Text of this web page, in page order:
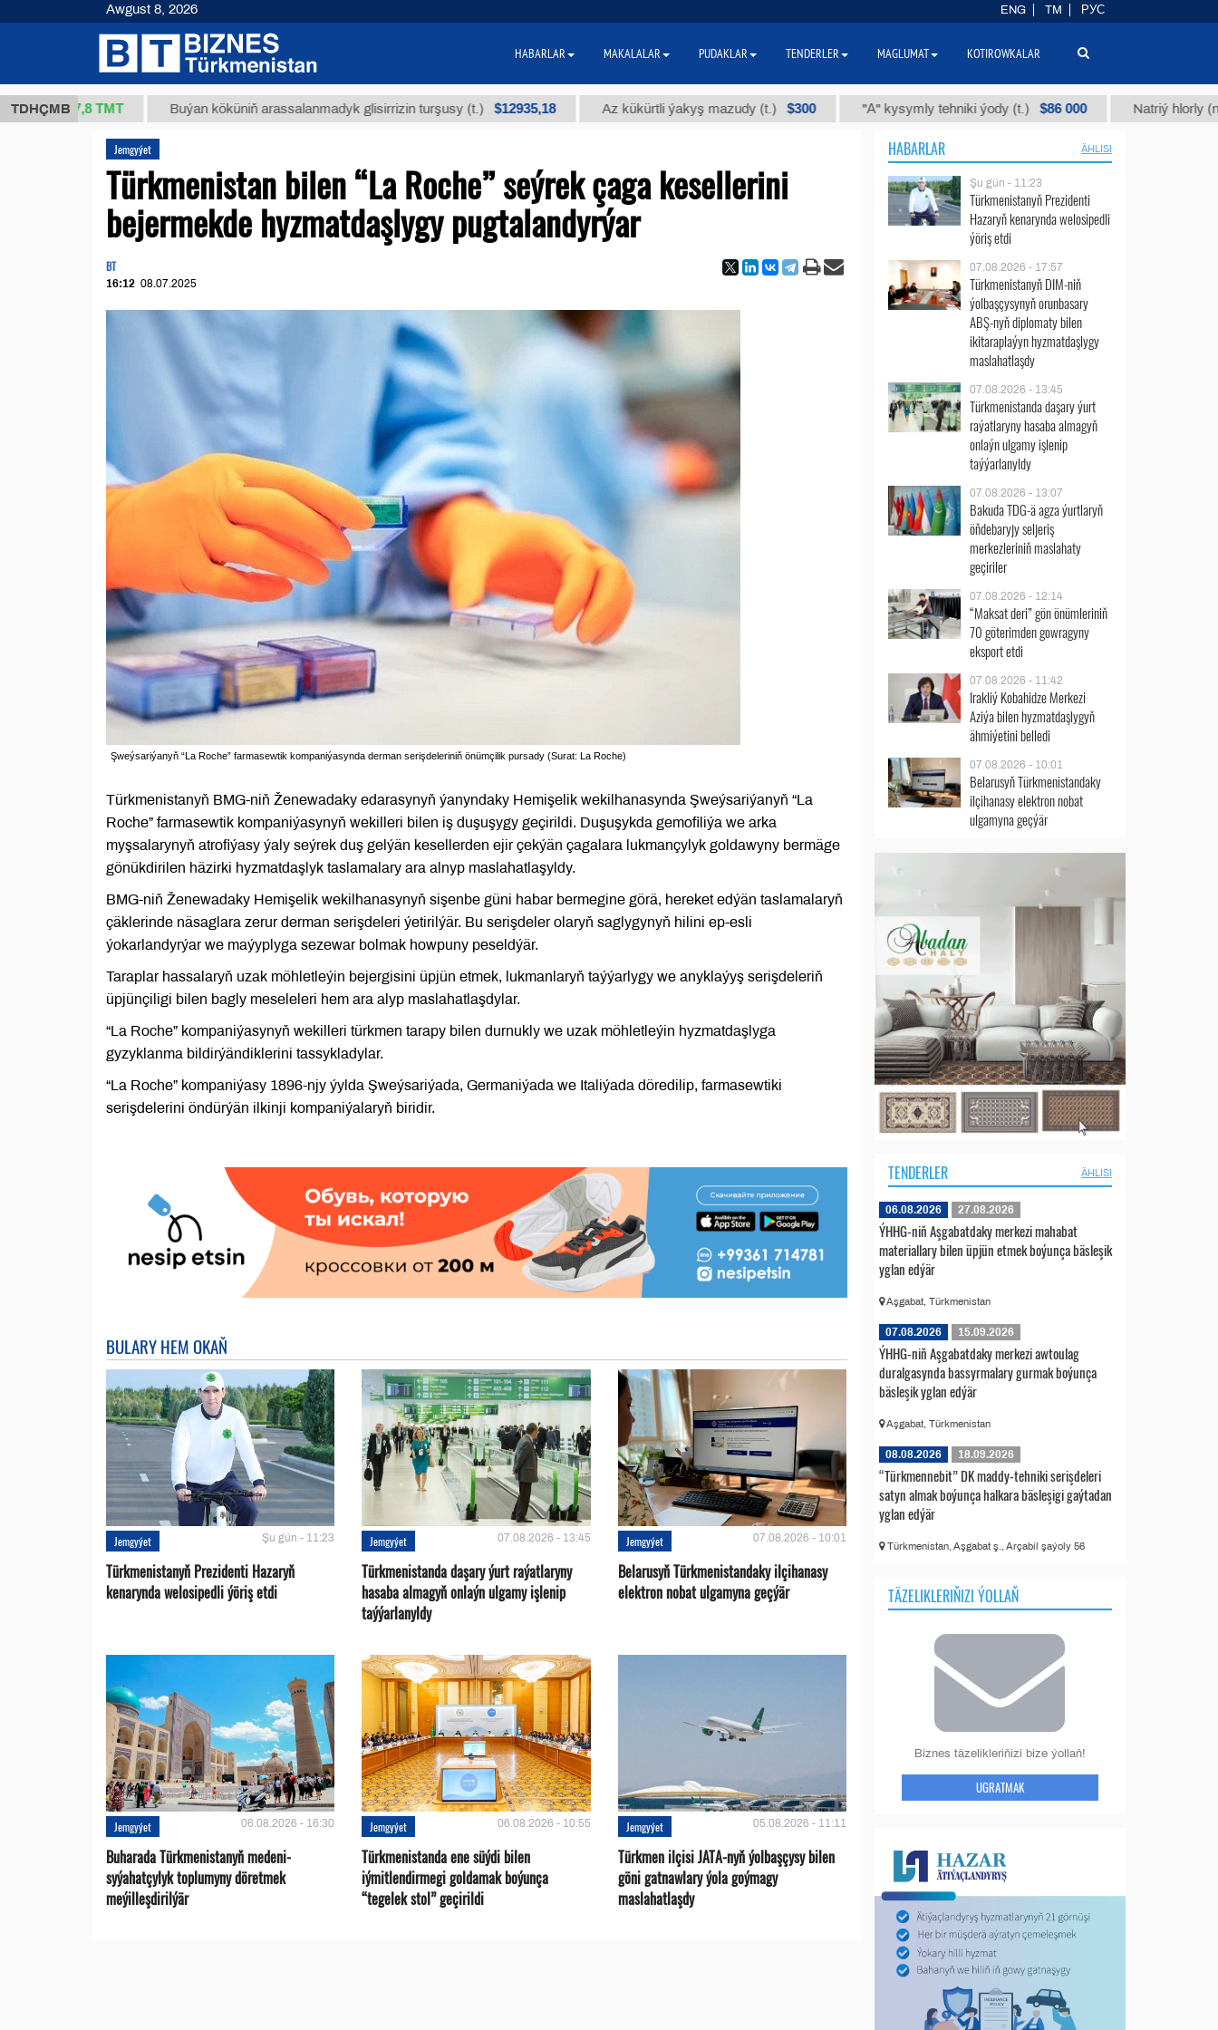
TDHÇMB
37,8 ТМТ Buýan köküniň arassalanmadyk glisirrizin turşusy (t.) $12935,18 Az kükürtli ýakyş mazudy (t.) $300 "А" kysymly tehniki ýody (t.) $86 000 Natriý hlorly (nahar
Jemgyýet
Türkmenistan bilen “La Roche” seýrek çaga kesellerini
bejermekde hyzmatdaşlygy pugtalandyrýar
BT
16:12 08.07.2025
Şweýsariýanyň “La Roche” farmasewtik kompaniýasynda derman serişdeleriniň önümçilik pursady (Surat: La Roche)
Türkmenistanyň BMG-niň Ženewadaky edarasynyň ýanyndaky Hemişelik wekilhanasynda Şweýsariýanyň “La
Roche” farmasewtik kompaniýasynyň wekilleri bilen iş duşuşygy geçirildi. Duşuşykda gemofiliýa we arka
myşsalarynyň atrofiýasy ýaly seýrek duş gelýän kesellerden ejir çekýän çagalara lukmançylyk goldawyny bermäge
gönükdirilen häzirki hyzmatdaşlyk taslamalary ara alnyp maslahatlaşyldy.
BMG-niň Ženewadaky Hemişelik wekilhanasynyň sişenbe güni habar bermegine görä, hereket edýän taslamalaryň
çäklerinde näsaglara zerur derman serişdeleri ýetirilýär. Bu serişdeler olaryň saglygynyň hilini ep-esli
ýokarlandyrýar we maýyplyga sezewar bolmak howpuny peseldýär.
Taraplar hassalaryň uzak möhletleýin bejergisini üpjün etmek, lukmanlaryň taýýarlygy we anyklaýyş serişdeleriň
üpjünçiligi bilen bagly meseleleri hem ara alyp maslahatlaşdylar.
“La Roche” kompaniýasynyň wekilleri türkmen tarapy bilen durnukly we uzak möhletleýin hyzmatdaşlyga
gyzyklanma bildirýändiklerini tassykladylar.
“La Roche” kompaniýasy 1896-njy ýylda Şweýsariýada, Germaniýada we Italiýada döredilip, farmasewtiki
serişdelerini öndürýän ilkinji kompaniýalaryň biridir.
BULARY HEM OKAŇ
Jemgyýet Şu gün - 11:23
Türkmenistanyň Prezidenti Hazaryň
kenarynda welosipedli ýöriş etdi
Jemgyýet 07.08.2026 - 13:45
Türkmenistanda daşary ýurt raýatlaryny
hasaba almagyň onlaýn ulgamy işlenip
taýýarlanyldy
Jemgyýet 07.08.2026 - 10:01
Belarusyň Türkmenistandaky ilçihanasy
elektron nobat ulgamyna geçýär
Jemgyýet 06.08.2026 - 16:30
Buharada Türkmenistanyň medeni-
syýahatçylyk toplumyny döretmek
meýilleşdirilýär
Jemgyýet 06.08.2026 - 10:55
Türkmenistanda ene süýdi bilen
iýmitlendirmegi goldamak boýunça
“tegelek stol” geçirildi
Jemgyýet 05.08.2026 - 11:11
Türkmen ilçisi JATA-nyň ýolbaşçysy bilen
göni gatnawlary ýola goýmagy
maslahatlaşdy
HABARLAR ÄHLISI
Şu gün - 11:23
Türkmenistanyň Prezidenti
Hazaryň kenarynda welosipedli
ýöriş etdi
07.08.2026 - 17:57
Türkmenistanyň DIM-niň
ýolbaşçysynyň orunbasary
ABŞ-nyň diplomaty bilen
ikitaraplaýyn hyzmatdaşlygy
maslahatlaşdy
07.08.2026 - 13:45
Türkmenistanda daşary ýurt
raýatlaryny hasaba almagyň
onlaýn ulgamy işlenip
taýýarlanyldy
07.08.2026 - 13:07
Bakuda TDG-ä agza ýurtlaryň
öňdebaryjy seljeriş
merkezleriniň maslahaty
geçiriler
07.08.2026 - 12:14
“Maksat deri” gön önümleriniň
70 göterimden gowragyny
eksport etdi
07.08.2026 - 11:42
Irakliý Kobahidze Merkezi
Aziýa bilen hyzmatdaşlygyň
ähmiýetini belledi
07.08.2026 - 10:01
Belarusyň Türkmenistandaky
ilçihanasy elektron nobat
ulgamyna geçýär
TENDERLER ÄHLISI
06.08.2026 27.08.2026
ÝHHG-niň Aşgabatdaky merkezi mahabat
materiallary bilen üpjün etmek boýunça bäsleşik
yglan edýär
Aşgabat, Türkmenistan
07.08.2026 15.09.2026
ÝHHG-niň Aşgabatdaky merkezi awtoulag
duralgasynda bassyrmalary gurmak boýunça
bäsleşik yglan edýär
Aşgabat, Türkmenistan
08.08.2026 18.09.2026
“Türkmennebit” DK maddy-tehniki serişdeleri
satyn almak boýunça halkara bäsleşigi gaýtadan
yglan edýär
Türkmenistan, Aşgabat ş., Arçabil şaýoly 56
TÄZELIKLERIŇIZI ÝOLLAŇ
Biznes täzelikleriňizi bize ýollaň!
UGRATMAK
Awgust 8, 2026 ENG TM РУС
HABARLAR MAKALALAR PUDAKLAR TENDERLER MAGLUMAT KOTIROWKALAR